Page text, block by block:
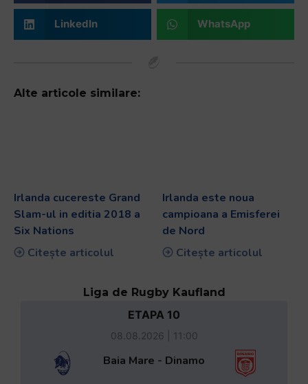
LinkedIn WhatsApp
Alte articole similare:
Irlanda cucereste Grand
Slam-ul in editia 2018 a
Six Nations
Citește articolul
Irlanda este noua
campioana a Emisferei
de Nord
Citește articolul
Liga de Rugby Kaufland
ETAPA 10
08.08.2026 | 11:00
Baia Mare - Dinamo